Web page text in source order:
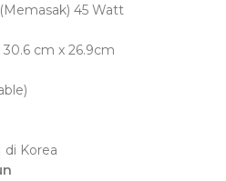
45 Watt
cm x 26.9cm
di Korea